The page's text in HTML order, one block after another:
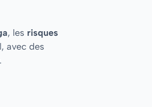
, les risques
avec des